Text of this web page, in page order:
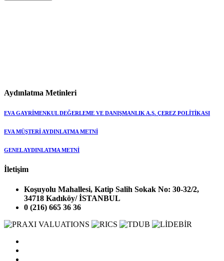
Aydınlatma Metinleri
EVA GAYRİMENKUL DEĞERLEME VE DANIŞMANLIK A.Ş. ÇEREZ POLİTİKASI
EVA MÜŞTERİ AYDINLATMA METNİ
GENEL AYDINLATMA METNİ
İletişim
Koşuyolu Mahallesi, Katip Salih Sokak No: 30-32/2,
34718 Kadıköy/ İSTANBUL
0 (216) 665 36 36